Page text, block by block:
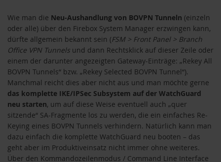
Wie man die Neu-Aushandlung von BOVPN Tunneln (einzeln
oder alle) über den Firebox System Manager erzwingen kann,
dürfte allgemein bekannt sein (FSM > Front Panel > Branch
Office VPN Tunnels und dann Rechtsklick auf dieser Zeile oder
einem der darunter angezeigten Gateway-Einträge: „Rekey All
BOVPN Tunnels“ bzw. „Rekey Selected BOVPN Tunnel“).
Manchmal reicht dies aber nicht aus und man möchte gerne
das komplette IKE/IPSec Subsystem auf der WatchGuard
neu starten, um auf diese Weise eventuell auch „quer
sitzende“ SA-Fragmente los zu werden, die ein einfaches Re-
Keying eines BOVPN Tunnels verhindern. Natürlich kann man
dazu einfach die komplette WatchGuard neu booten – das
geht aber im Produktiveinsatz nicht immer ohne weiteres.
Über den Kommandozeilenmodus / Command Line Interface